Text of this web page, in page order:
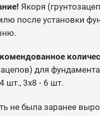
Якоря
после установки
для
шт., 3х8 - 6 шт.
не была заранее